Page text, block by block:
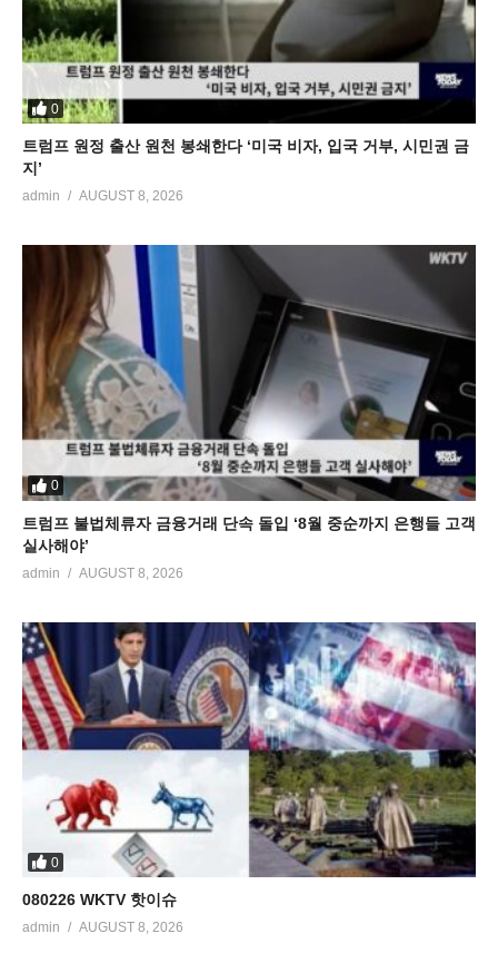
0
트럼프 원정 출산 원천 봉쇄한다 ‘미국 비자, 입국 거부, 시민권 금
지’
admin AUGUST 8, 2026
0
트럼프 불법체류자 금융거래 단속 돌입 ‘8월 중순까지 은행들 고객
실사해야’
admin AUGUST 8, 2026
0
080226 WKTV 핫이슈
admin AUGUST 8, 2026